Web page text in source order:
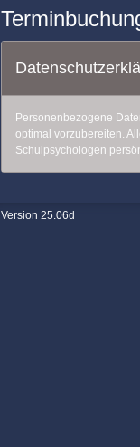
Personenbezogene
optimal vorzubereiten.
Schulpsychologen
Version 25.06d